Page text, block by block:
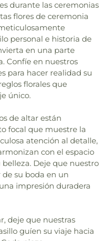
durante las ceremonias
flores de ceremonia
personal e historia de
en una parte
Confíe en nuestros
para hacer realidad su
florales que
único.
de altar están
focal que muestre la
atención al detalle,
con el espacio
Deje que nuestro
su boda en un
impresión duradera
deje que nuestras
guíen su viaje hacia